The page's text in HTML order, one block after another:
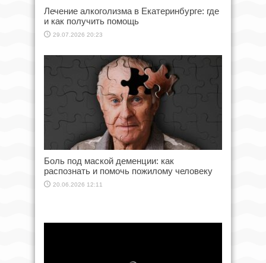
Лечение алкоголизма в Екатеринбурге: где
и как получить помощь
29.07.2026 20:23
Боль под маской деменции: как
распознать и помочь пожилому человеку
20.06.2026 12:11